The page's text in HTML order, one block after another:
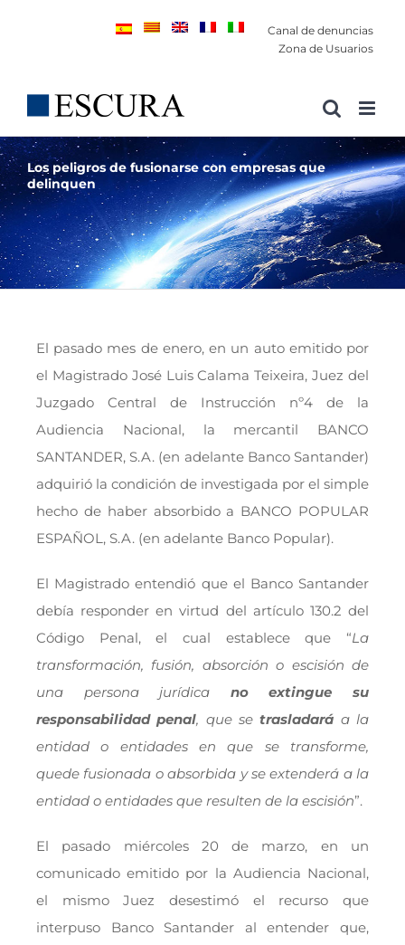
Canal de denuncias
Zona de Usuarios
Los peligros de fusionarse con empresas que
delinquen
El pasado mes de enero, en un auto emitido por
el Magistrado José Luis Calama Teixeira, Juez del
Juzgado Central de Instrucción nº4 de la
Audiencia Nacional, la mercantil BANCO
SANTANDER, S.A. (en adelante Banco Santander)
adquirió la condición de investigada por el simple
hecho de haber absorbido a BANCO POPULAR
ESPAÑOL, S.A. (en adelante Banco Popular).
El Magistrado entendió que el Banco Santander
debía responder en virtud del artículo 130.2 del
Código Penal, el cual establece que “La
transformación, fusión, absorción o escisión de
una persona jurídica no extingue su
responsabilidad penal, que setrasladará a la
entidad o entidades en que se transforme,
quede fusionada o absorbida y se extenderá a la
entidad o entidades que resulten de la escisión”.
El pasado miércoles 20 de marzo, en un
comunicado emitido por la Audiencia Nacional,
el mismo Juez desestimó el recurso que
interpuso Banco Santander al entender que,